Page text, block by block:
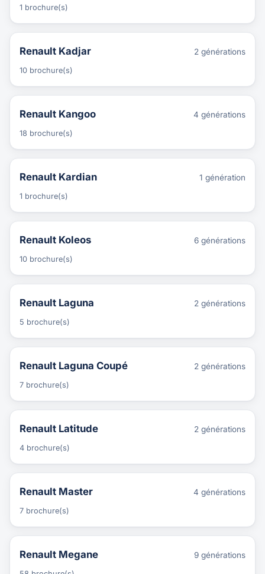
1 brochure(s)
Renault Kadjar 2 générations
10 brochure(s)
Renault Kangoo 4 générations
18 brochure(s)
Renault Kardian 1 génération
1 brochure(s)
Renault Koleos 6 générations
10 brochure(s)
Renault Laguna 2 générations
5 brochure(s)
Renault Laguna Coupé 2 générations
7 brochure(s)
Renault Latitude 2 générations
4 brochure(s)
Renault Master 4 générations
7 brochure(s)
Renault Megane 9 générations